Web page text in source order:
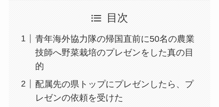
目次
青年海外協力隊の帰国直前に50名の農業
技師へ野菜栽培のプレゼンをした真の目
的
配属先の県トップにプレゼンしたら、プ
レゼンの依頼を受けた